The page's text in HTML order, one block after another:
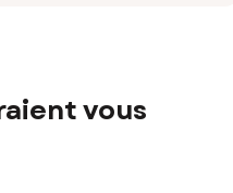
vous